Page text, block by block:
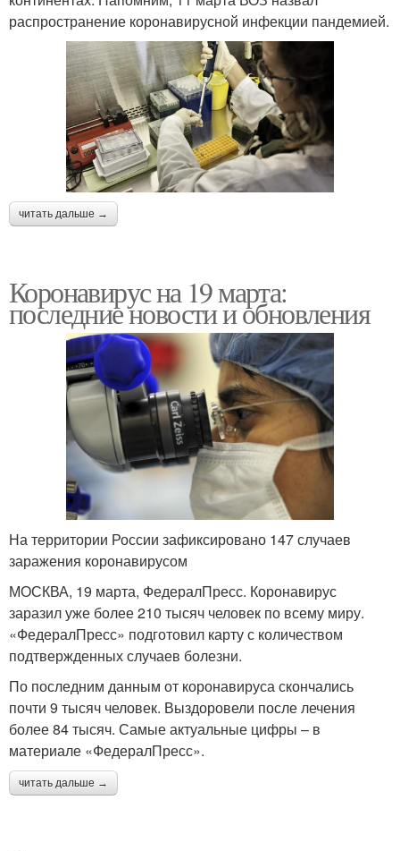
распространение коронавирусной инфекции пандемией.
читать дальше →
Коронавирус на 19 марта:
последние новости и обновления
На территории России зафиксировано 147 случаев
заражения коронавирусом
МОСКВА, 19 марта, ФедералПресс. Коронавирус
заразил уже более 210 тысяч человек по всему миру.
«ФедералПресс» подготовил карту с количеством
подтвержденных случаев болезни.
По последним данным от коронавируса скончались
почти 9 тысяч человек. Выздоровели после лечения
более 84 тысяч. Самые актуальные цифры – в
материале «ФедералПресс».
читать дальше →